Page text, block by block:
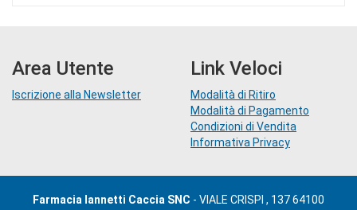
Area Utente
Iscrizione alla Newsletter
Link Veloci
Modalità di Ritiro
Modalità di Pagamento
Condizioni di Vendita
Informativa Privacy
Farmacia Iannetti Caccia SNC - VIALE CRISPI , 137 64100